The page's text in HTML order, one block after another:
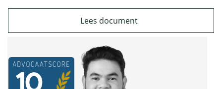
Lees document